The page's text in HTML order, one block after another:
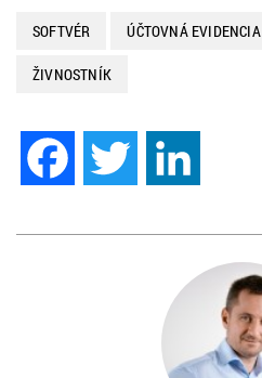
SOFTVÉR ÚČTOVNÁ EVIDENCIA
ŽIVNOSTNÍK
Facebook Twitter